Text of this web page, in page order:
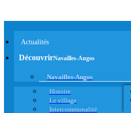
Actualités
DécouvrirNavailles-Angos
Navailles-Angos
Histoire
Le village
Intercommunalité